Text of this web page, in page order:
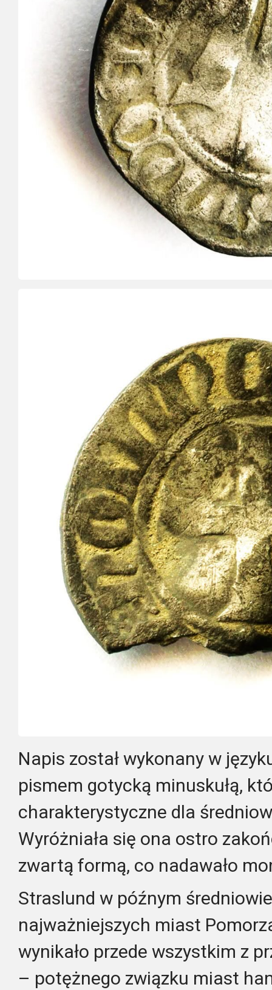
Napis został wykonany w
pismem gotycką minuskułą,
charakterystyczne dla
Wyróżniała się ona ostro
zwartą formą, co nadawało
Straslund w późnym
najważniejszych miast
wynikało przede wszystkim z
– potężnego związku miast